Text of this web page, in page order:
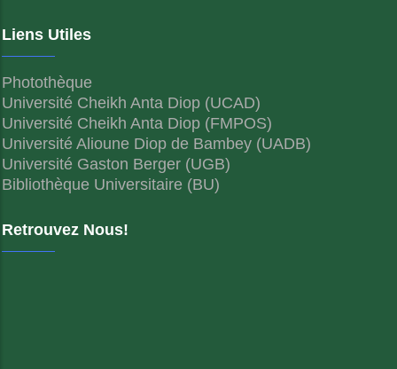
Liens Utiles
Photothèque
Université Cheikh Anta Diop (UCAD)
Université Cheikh Anta Diop (FMPOS)
Université Alioune Diop de Bambey (UADB)
Université Gaston Berger (UGB)
Bibliothèque Universitaire (BU)
Retrouvez Nous!